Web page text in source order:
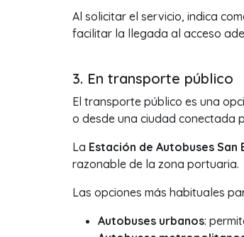
Al solicitar el servicio, indica
facilitar la llegada al acceso
3. En transporte público
El transporte público es una
o desde una ciudad conectada
La Estación de Autobuses San
razonable de la zona portuaria.
Las opciones más habituales
Autobuses urbanos: